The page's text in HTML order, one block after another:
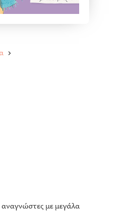
αναγνώστες με μεγάλα